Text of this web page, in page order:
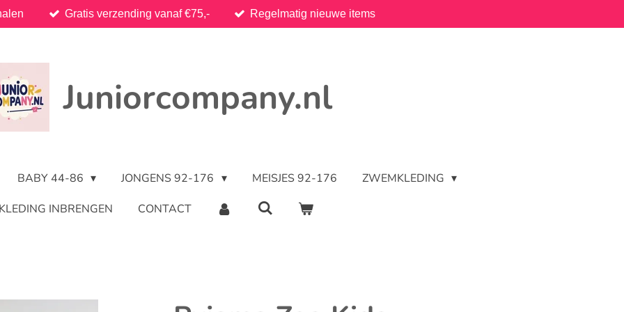
Gratis verzending vanaf €75,- Regelmatig nieuwe items
Juniorcompany.nl
BABY 44-86 JONGENS 92-176 MEISJES 92-176
ZWEMKLEDING
KLEDING INBRENGEN
CONTACT